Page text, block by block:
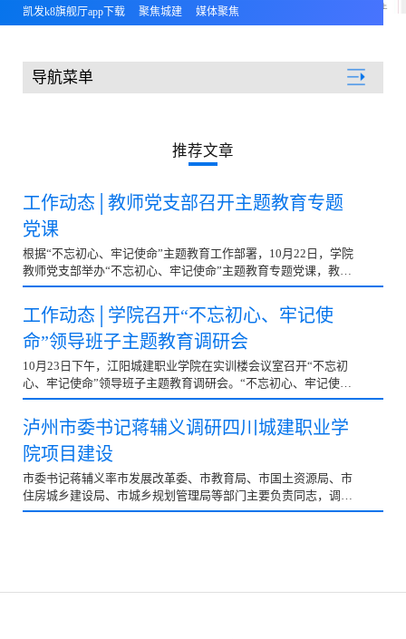
凯发k8旗舰厅app下载 聚焦城建 媒体聚焦
导航菜单
推荐文章
工作动态│教师党支部召开主题教育专题
党课
根据“不忘初心、牢记使命”主题教育工作部署，10月22日，学院
教师党支部举办“不忘初心、牢记使命”主题教育专题党课，教师
党支部书记杨林同志以《不忘教育初心、牢记教师...
工作动态│学院召开“不忘初心、牢记使
命”领导班子主题教育调研会
10月23日下午，江阳城建职业学院在实训楼会议室召开“不忘初
心、牢记使命”领导班子主题教育调研会。“不忘初心、牢记使
命”主题教育第十二巡回指导组副组长孔令太和第十二...
泸州市委书记蒋辅义调研四川城建职业学
院项目建设
市委书记蒋辅义率市发展改革委、市教育局、市国土资源局、市
住房城乡建设局、市城乡规划管理局等部门主要负责同志，调研
新建在建学校项目推进工作。 蒋辅义一行先后来...